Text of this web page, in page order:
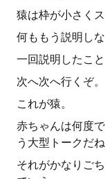
猿は枠が小さく
何ももう説明しな
一回説明したこ
次へ次へ行くぞ。
これが猿。
赤ちゃんは何度
う大型トークだね
それがかなりご